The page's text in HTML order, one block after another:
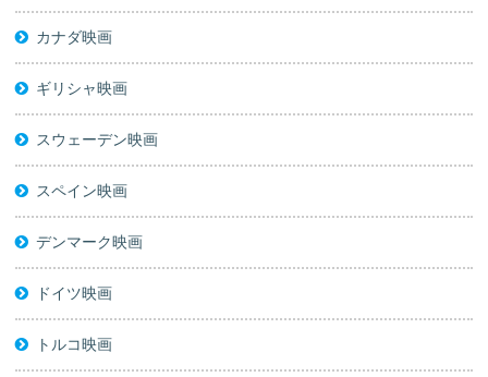
カナダ映画
ギリシャ映画
スウェーデン映画
スペイン映画
デンマーク映画
ドイツ映画
トルコ映画